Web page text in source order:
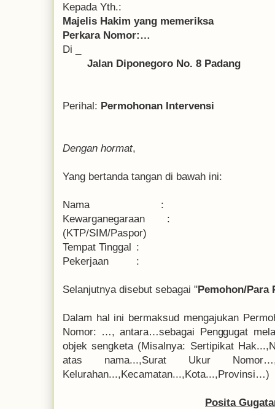
Kepada Yth.:
Majelis Hakim yang memeriksa
Perkara Nomor:…
Di _
Jalan Diponegoro No. 8 Padang
Perihal: Permohonan Intervensi
Dengan hormat,
Yang bertanda tangan di bawah ini:
Nama
:
Kewarganegaraan
:
(KTP/SIM/Paspor)
Tempat Tinggal :
Pekerjaan
:
Selanjutnya disebut sebagai "Pemohon/Para
Dalam hal ini bermaksud mengajukan
Nomor: …, antara…sebagai Penggugat
objek sengketa (Misalnya: Sertipikat
atas nama...,Surat Ukur
Kelurahan...,Kecamatan...,Kota...,Provinsi…)
Posita